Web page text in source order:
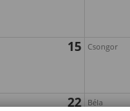
15 Csongor
22 Béla